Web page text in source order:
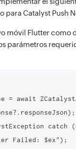
para Catalyst Push
móvil Flutter
parámetros
= await
catch
Failed: $ex");